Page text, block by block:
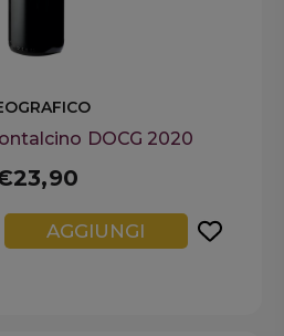
DOCG 2020
AGGIUNGI